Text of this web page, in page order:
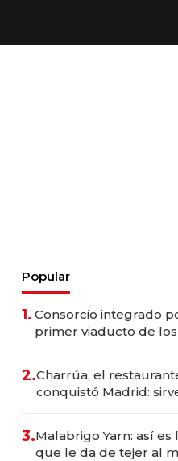
Popular
1. Consorcio integrado
primer viaducto de los
2.Charrúa, el
conquistó Madrid:
3.Malabrigo Yarn: así
que le da de tejer al